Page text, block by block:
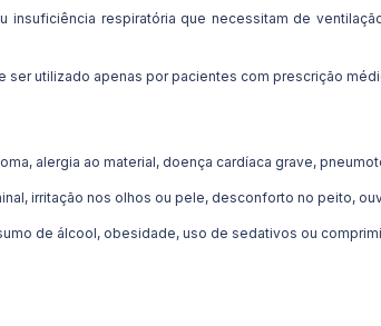
respiratória que necessitam de
utilizado apenas por pacientes com prescrição
alergia ao material, doença cardíaca grave,
irritação nos olhos ou pele, desconforto no peito,
de álcool, obesidade, uso de sedativos ou